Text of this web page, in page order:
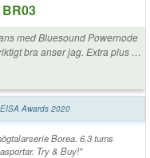
med Bluesound Powernode
bra anser jag. Extra plus för
Awards 2020
Borea. 6.3 tums
Try & Buy!"